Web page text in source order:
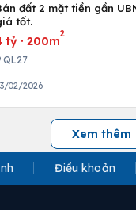
đất 2 mặt tiền gần
tốt.
tỷ ·200m
2
QL27
02/2026
Xem thêm
Điều khoản